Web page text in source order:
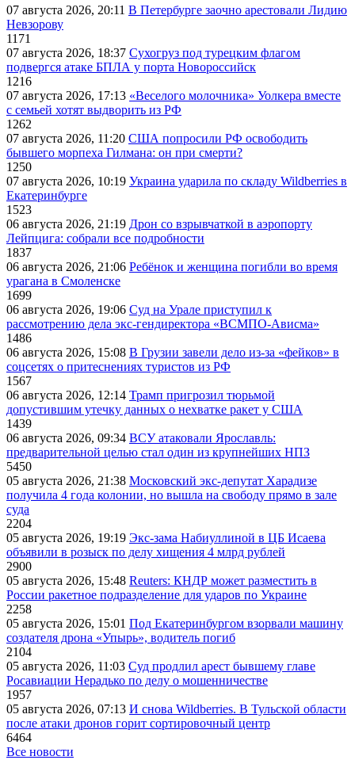
07 августа 2026, 20:11 В Петербурге заочно арестовали Лидию
Невзорову
1171
07 августа 2026, 18:37 Сухогруз под турецким флагом
подвергся атаке БПЛА у порта Новороссийск
1216
07 августа 2026, 17:13 «Веселого молочника» Уолкера вместе
с семьей хотят выдворить из РФ
1262
07 августа 2026, 11:20 США попросили РФ освободить
бывшего морпеха Гилмана: он при смерти?
1250
07 августа 2026, 10:19 Украина ударила по складу Wildberries в
Екатеринбурге
1523
06 августа 2026, 21:19 Дрон со взрывчаткой в аэропорту
Лейпцига: собрали все подробности
1837
06 августа 2026, 21:06 Ребёнок и женщина погибли во время
урагана в Смоленске
1699
06 августа 2026, 19:06 Суд на Урале приступил к
рассмотрению дела экс-гендиректора «ВСМПО-Ависма»
1486
06 августа 2026, 15:08 В Грузии завели дело из-за «фейков» в
соцсетях о притеснениях туристов из РФ
1567
06 августа 2026, 12:14 Трамп пригрозил тюрьмой
допустившим утечку данных о нехватке ракет у США
1439
06 августа 2026, 09:34 ВСУ атаковали Ярославль:
предварительной целью стал один из крупнейших НПЗ
5450
05 августа 2026, 21:38 Московский экс-депутат Харадизе
получила 4 года колонии, но вышла на свободу прямо в зале
суда
2204
05 августа 2026, 19:19 Экс-зама Набиуллиной в ЦБ Исаева
объявили в розыск по делу хищения 4 млрд рублей
2900
05 августа 2026, 15:48 Reuters: КНДР может разместить в
России ракетное подразделение для ударов по Украине
2258
05 августа 2026, 15:01 Под Екатеринбургом взорвали машину
создателя дрона «Упырь», водитель погиб
2104
05 августа 2026, 11:03 Суд продлил арест бывшему главе
Росавиации Нерадько по делу о мошенничестве
1957
05 августа 2026, 07:13 И снова Wildberries. В Тульской области
после атаки дронов горит сортировочный центр
6464
Все новости